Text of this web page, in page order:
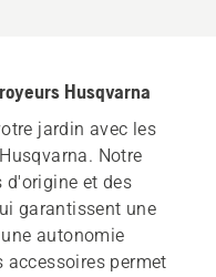
Husqvarna
jardin avec les
Notre
d'origine et des
garantissent une
autonomie
accessoires permet